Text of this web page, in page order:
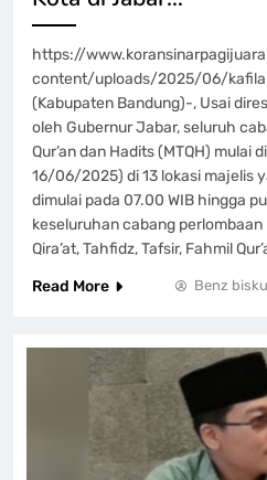
https://
content/uploads/2025/06/
(Kabupaten Bandung)-, Usai
oleh Gubernur Jabar, seluruh
Qur’an dan Hadits (MTQH) mulai
16/06/2025) di 13 lokasi majelis
dimulai pada 07.00 WIB hingga
keseluruhan cabang perlombaan
Qira’at, Tahfidz, Tafsir, Fahmil
Read More
Benz